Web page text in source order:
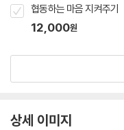
협동하는 마음 지켜주기
12,000원
상세 이미지